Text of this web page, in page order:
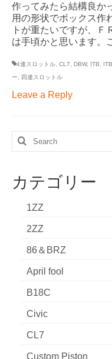
作ってみたら結構良か
用の形状でボックス作
トが重たいですが、Ｆ
は手頃かと思います。
4連スロットル CL7 DBW, ITB
ー
四連スロットル
Leave a Reply
Search
for:
カテゴリー
1ZZ
2ZZ
86＆BRZ
April fool
B18C
Civic
CL7
Custom Piston